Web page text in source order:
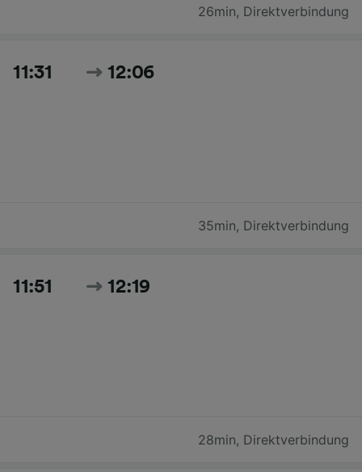
26min, Direktverbindung
11:31 12:06
35min, Direktverbindung
11:51 12:19
28min, Direktverbindung